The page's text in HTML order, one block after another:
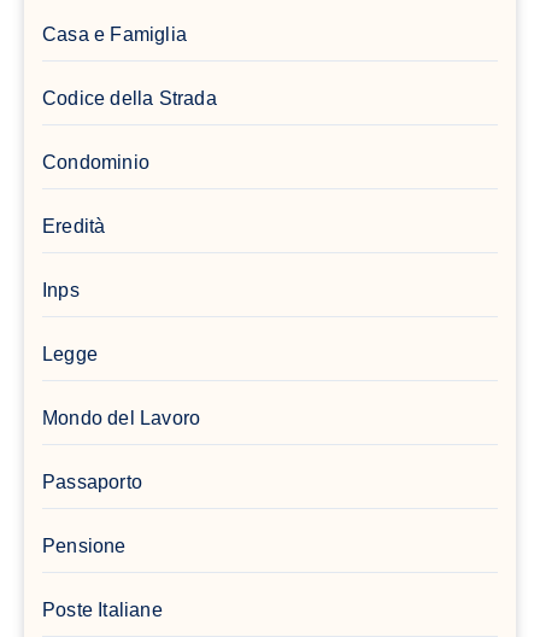
Casa e Famiglia
Codice della Strada
Condominio
Eredità
Inps
Legge
Mondo del Lavoro
Passaporto
Pensione
Poste Italiane